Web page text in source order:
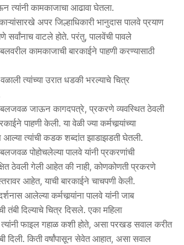
त्यांनी कामकाजाचा आढावा घेतला.
अपर जिल्हाधिकारी भानुदास पालवे प्रयाण
वाटले होते. परंतु, पालवेंची पावले
कामकाजाची बारकाईने पाहणी करण्यासाठी
वळाली त्यांच्या उरात धडकी भरल्याचे चित्र
जाऊन कागदपत्रे, प्रकरणे व्यवस्थित ठेवली
पाहणी केली. या वेळी ज्या कर्मचार्‍यांच्या
त्यांची कडक शब्दांत झाडाझडती घेतली.
पोहोचलेल्या पालवे यांनी प्रकरणांची
ठेवली गेली आहेत की नाही, कोणकोणती प्रकरणे
आहेत, याची बारकाईने चाचपणी केली.
आलेल्या कर्मचार्‍यांना पालवे यांनी जाब
तंबी दिल्याचे चित्र दिसले. एका महिला
त्यांनी फाइल गहाळ कशी होते, असा परखड सवाल करीत
दिली. किती वर्षांपासून सेवेत आहात, असा सवाल